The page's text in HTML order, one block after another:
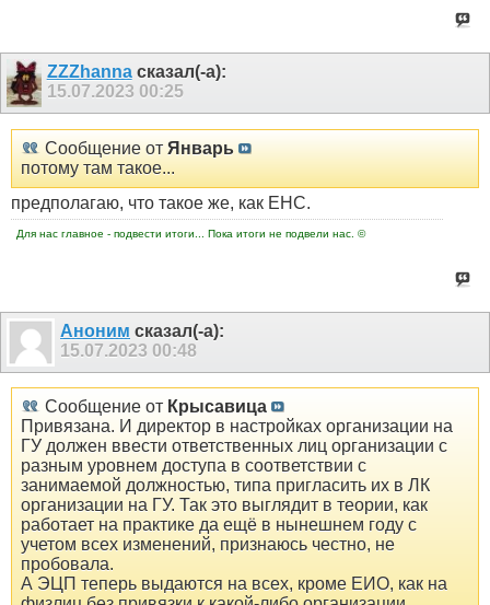
ZZZhannaсказал(-а):
15.07.2023 00:25
Сообщение от Январь
потому там такое...
предполагаю, что такое же, как ЕНС.
Для нас главное - подвести итоги... Пока итоги не подвели нас. ©
Аноним сказал(-а):
15.07.2023 00:48
Сообщение от Крысавица
Привязана. И директор в настройках организации на
ГУ должен ввести ответственных лиц организации с
разным уровнем доступа в соответствии с
занимаемой должностью, типа пригласить их в ЛК
организации на ГУ. Так это выглядит в теории, как
работает на практике да ещё в нынешнем году с
учетом всех изменений, признаюсь честно, не
пробовала.
А ЭЦП теперь выдаются на всех, кроме ЕИО, как на